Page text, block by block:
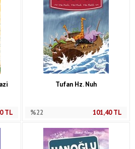
TL
Tufan Hz. Nuh
%22 101,40TL